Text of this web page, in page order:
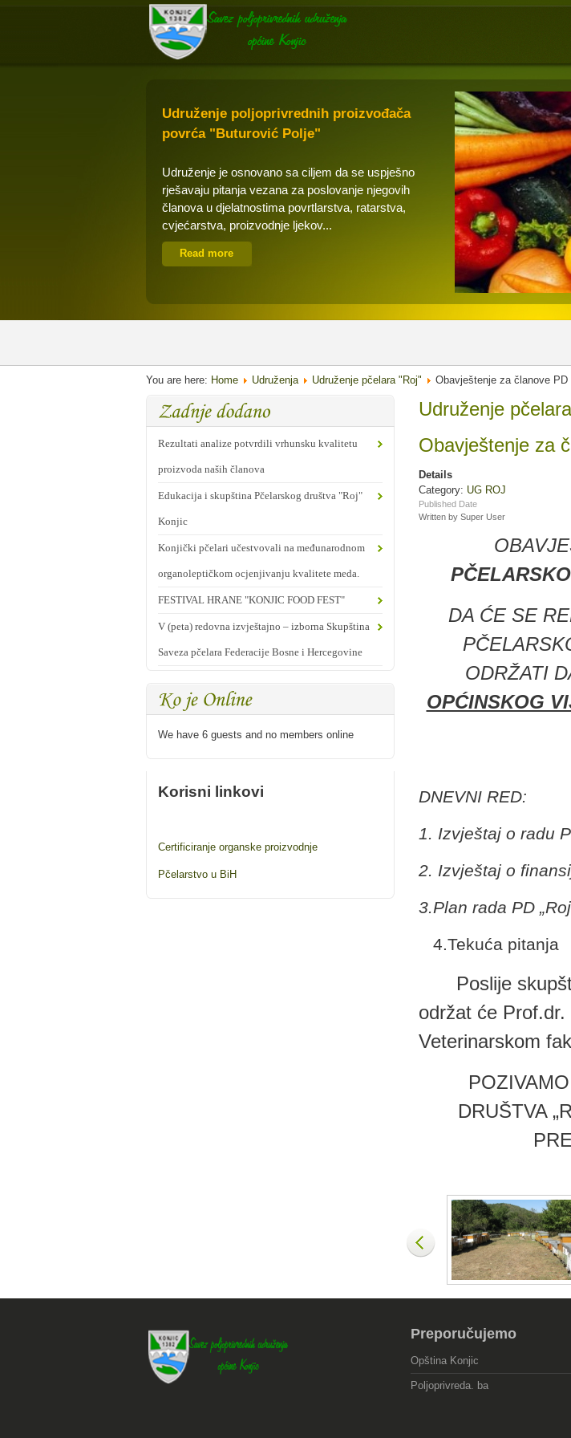
Udruženje poljoprivrednih proizvođača
povrća "Buturović Polje"
Udruženje je osnovano sa ciljem da se uspješno
rješavaju pitanja vezana za poslovanje njegovih
članova u djelatnostima povrtlarstva, ratarstva,
cvjećarstva, proizvodnje ljekov...
Read more
You are here: Home Udruženja Udruženje pčelara "Roj" Obavještenje za članove PD
Rezultati analize potvrdili vrhunsku kvalitetu
proizvoda naših članova
Edukacija i skupština Pčelarskog društva "Roj"
Konjic
Konjički pčelari učestvovali na međunarodnom
organoleptičkom ocjenjivanju kvalitete meda.
FESTIVAL HRANE "KONJIC FOOD FEST"
V (peta) redovna izvještajno – izborna Skupština
Saveza pčelara Federacije Bosne i Hercegovine
We have 6 guests and no members online
Korisni linkovi
Certificiranje organske proizvodnje
Pčelarstvo u BiH
Udruženje
Obavještenje za
Details
Category: UG ROJ
Published Date
Written by Super User
DA ĆE SE
ODRŽATI
OPĆINSKOG
DNEVNI RED:
1. Izvještaj o radu
2. Izvještaj o
3.Plan rada PD
4.Tekuća pitanja
Poslije
održat će
Veterinarskom
DRUŠTVA
Preporučujemo
Opština Konjic
Poljoprivreda. ba